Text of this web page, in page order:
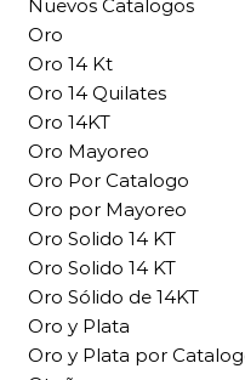
Nuevos Catalogos
Oro
Oro 14 Kt
Oro 14 Quilates
Oro 14KT
Oro Mayoreo
Oro Por Catalogo
Oro por Mayoreo
Oro Solido 14 KT
Oro Solido 14 KT
Oro Sólido de 14KT
Oro y Plata
Oro y Plata por